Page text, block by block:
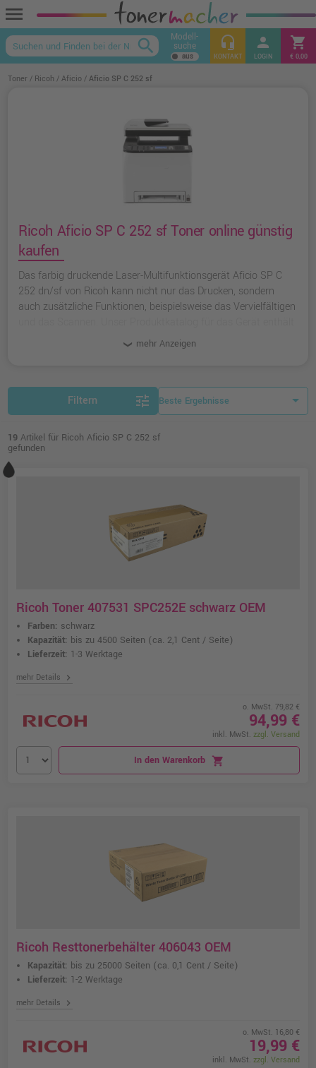
menu
keyboard_arrow_up
search Modell-
suche headset_mic
KONTAKT
person
LOGIN
shopping_cart
€ 0,00
Toner Ricoh Aficio Aficio SP C 252 sf
Ricoh Aficio SP C 252 sf Toner online günstig
kaufen
Das farbig druckende Laser-Multifunktionsgerät Aficio SP C
252 dn/sf von Ricoh kann nicht nur das Drucken, sondern
auch zusätzliche Funktionen, beispielsweise das Vervielfältigen
kompatible und originale Toner und Zubehör-Artikel.
mehr Anzeigen
Filtern tune
19 Artikel für Ricoh Aficio SP C 252 sf
gefunden
Ricoh Toner 407531 SPC252E schwarz OEM
Farben: schwarz
Kapazität: bis zu 4500 Seiten (ca. 2,1 Cent / Seite)
Lieferzeit: 1-3 Werktage
mehr Details chevron_right
o. MwSt. 79,82 €
94,99 €
inkl. MwSt. zzgl. Versand
In den Warenkorb shopping_cart
Ricoh Resttonerbehälter 406043 OEM
Kapazität: bis zu 25000 Seiten (ca. 0,1 Cent / Seite)
Lieferzeit: 1-2 Werktage
mehr Details chevron_right
o. MwSt. 16,80 €
19,99 €
inkl. MwSt. zzgl. Versand